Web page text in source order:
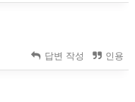
답변 작성 인용